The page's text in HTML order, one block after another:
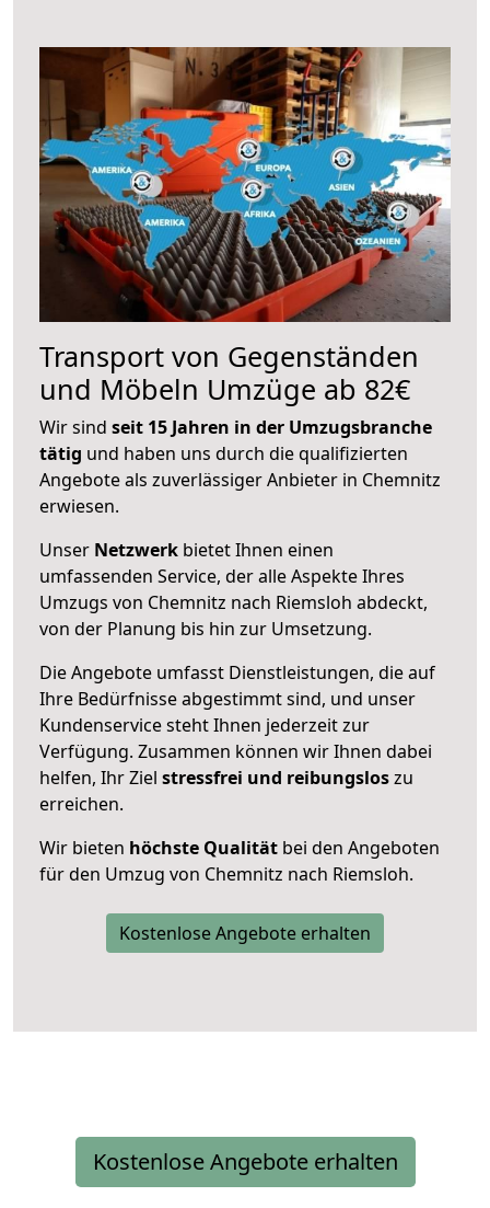
Transport von Gegenständen
und Möbeln Umzüge ab 82€
Wir sind seit 15 Jahren in der Umzugsbranche
tätig und haben uns durch die qualifizierten
Angebote als zuverlässiger Anbieter in Chemnitz
erwiesen.
Unser Netzwerk bietet Ihnen einen
umfassenden Service, der alle Aspekte Ihres
Umzugs von Chemnitz nach Riemsloh abdeckt,
von der Planung bis hin zur Umsetzung.
Die Angebote umfasst Dienstleistungen, die auf
Ihre Bedürfnisse abgestimmt sind, und unser
Kundenservice steht Ihnen jederzeit zur
Verfügung. Zusammen können wir Ihnen dabei
helfen, Ihr Ziel stressfrei und reibungsloszu
erreichen.
Wir bieten höchste Qualität bei den Angeboten
für den Umzug von Chemnitz nach Riemsloh.
Kostenlose Angebote erhalten
Kostenlose Angebote erhalten